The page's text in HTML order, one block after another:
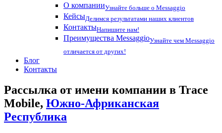
О компанииУзнайте больше о Messaggio
КейсыДелимся результатами наших клиентов
КонтактыНапишите нам!
Преимущества MessaggioУзнайте чем Messaggio
отличается от других!
Блог
Контакты
Рассылка от имени компании в Trace
Mobile, Южно-Африканская
Республика